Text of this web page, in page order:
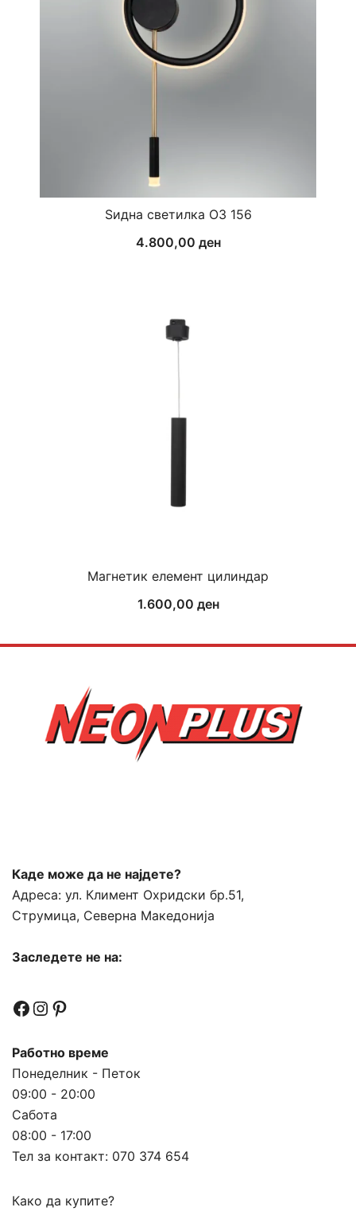
Ѕидна светилка ОЗ 156
4.800,00 ден
Магнетик елемент цилиндар
1.600,00 ден
Каде може да не најдете?
Адреса: ул. Климент Охридски бр.51,
Струмица, Северна Македонија
Заследете не на:
Facebook
Instagram
Pinterest
Работно време
Понеделник - Петок
09:00 - 20:00
Сабота
08:00 - 17:00
Тел за контакт: 070 374 654
Како да купите?